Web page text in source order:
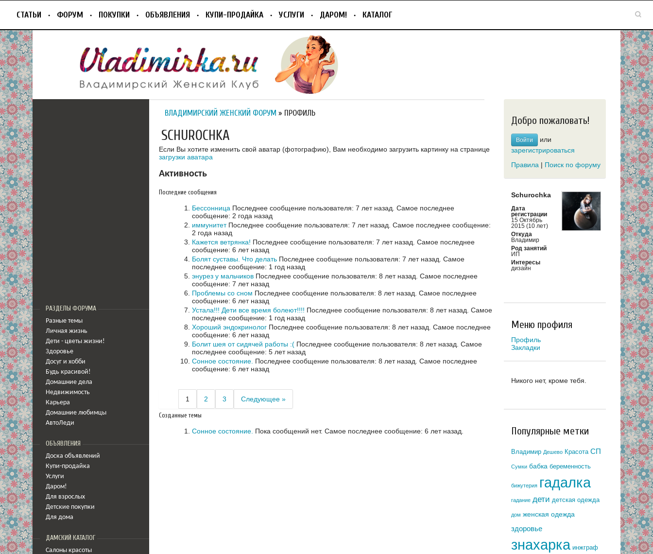
СТАТЬИ ФОРУМ ПОКУПКИ ОБЪЯВЛЕНИЯ КУПИ-ПРОДАЙКА УСЛУГИ ДАРОМ! КАТАЛОГ
РАЗДЕЛЫ ФОРУМА
Разные темы
Личная жизнь
Дети - цветы жизни!
Здоровье
Досуг и хобби
Будь красивой!
Домашние дела
Недвижимость
Карьера
Домашние любимцы
АвтоЛеди
ОБЪЯВЛЕНИЯ
Доска объявлений
Купи-продайка
Услуги
Даром!
Для взрослых
Детские покупки
Для дома
ДАМСКИЙ КАТАЛОГ
Салоны красоты
ВЛАДИМИРСКИЙ ЖЕНСКИЙ ФОРУМ » ПРОФИЛЬ
SCHUROCHKA
Если Вы хотите изменить свой аватар (фотографию), Вам необходимо загрузить картинку на странице
загрузки аватара
Активность
Последние сообщения
Бессонница Последнее сообщение пользователя: 7 лет назад. Самое последнее
сообщение: 2 года назад
иммунитетПоследнее сообщение пользователя: 7 лет назад. Самое последнее сообщение:
2 года назад
Кажется ветрянка! Последнее сообщение пользователя: 7 лет назад. Самое последнее
сообщение: 6 лет назад
Болят суставы. Что делать Последнее сообщение пользователя: 7 лет назад. Самое
последнее сообщение: 1 год назад
энурез у мальчиков Последнее сообщение пользователя: 8 лет назад. Самое последнее
сообщение: 7 лет назад
Проблемы со сном Последнее сообщение пользователя: 8 лет назад. Самое последнее
сообщение: 6 лет назад
Устала!!! Дети все время болеют!!!! Последнее сообщение пользователя: 8 лет назад. Самое
последнее сообщение: 1 год назад
Хороший эндокринолог Последнее сообщение пользователя: 8 лет назад. Самое последнее
сообщение: 6 лет назад
Болит шея от сидячей работы :( Последнее сообщение пользователя: 8 лет назад. Самое
последнее сообщение: 5 лет назад
Сонное состояние. Последнее сообщение пользователя: 8 лет назад. Самое последнее
сообщение: 6 лет назад
1 2 3 Следующее »
Созданные темы
Сонное состояние. Пока сообщений нет. Самое последнее сообщение: 6 лет назад.
Добро пожаловать!
Войти
или
зарегистрироваться
Правила | Поиск по форуму
Schurochka
Дата
регистрации
15 Октябрь
2015 (10 лет)
Откуда
Владимир
Род занятий
ИП
Интересы
дизайн
Меню профиля
Профиль
Закладки
Никого нет, кроме тебя.
Популярные метки
Владимир Дешево Красота СП
Сумки бабка беременность
бижутерия гадалка
гадание дети детская одежда
дом женская одежда
здоровье
знахарка инжграф